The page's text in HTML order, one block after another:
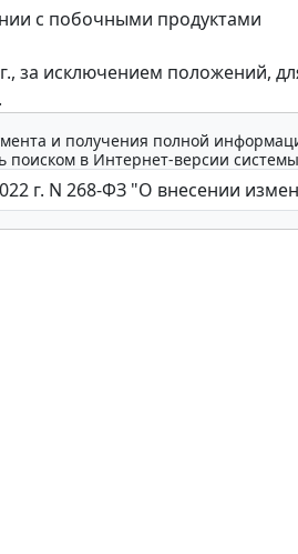
с побочными продуктами
за исключением положений,
и получения полной
поиском в Интернет-версии